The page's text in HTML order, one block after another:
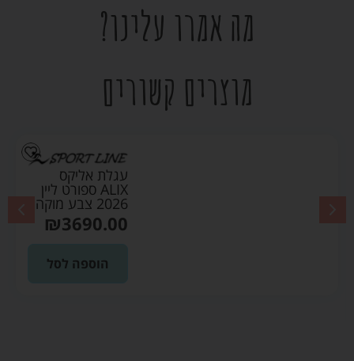
מה אמרו עלינו?
מוצרים קשורים
עגלת אליקס
ALIX ספורט ליין
2026 צבע מוקה
₪3690.00
הוספה לסל